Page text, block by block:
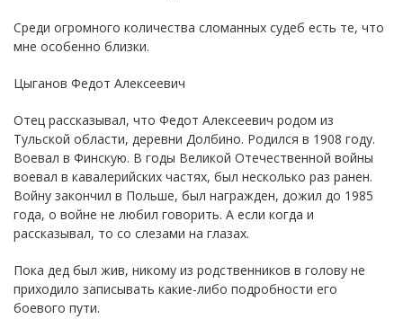
Среди огромного количества сломанных судеб есть те, что
мне особенно близки.
Цыганов Федот Алексеевич
Отец рассказывал, что Федот Алексеевич родом из
Тульской области, деревни Долбино. Родился в 1908 году.
Воевал в Финскую. В годы Великой Отечественной войны
воевал в кавалерийских частях, был несколько раз ранен.
Войну закончил в Польше, был награжден, дожил до 1985
года, о войне не любил говорить. А если когда и
рассказывал, то со слезами на глазах.
Пока дед был жив, никому из родственников в голову не
приходило записывать какие-либо подробности его
боевого пути.